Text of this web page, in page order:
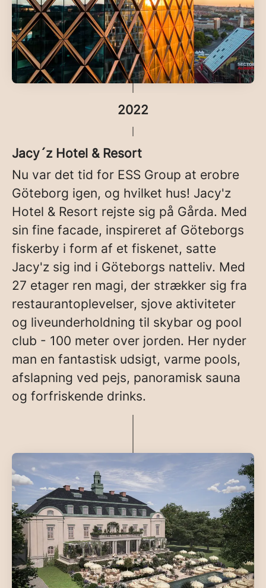
2022
Jacy´z Hotel & Resort
Nu var det tid for ESS Group at erobre
Göteborg igen, og hvilket hus! Jacy'z
Hotel & Resort rejste sig på Gårda. Med
sin fine facade, inspireret af Göteborgs
fiskerby i form af et fiskenet, satte
Jacy'z sig ind i Göteborgs natteliv. Med
27 etager ren magi, der strækker sig fra
restaurantoplevelser, sjove aktiviteter
og liveunderholdning til skybar og pool
club - 100 meter over jorden. Her nyder
man en fantastisk udsigt, varme pools,
afslapning ved pejs, panoramisk sauna
og forfriskende drinks.